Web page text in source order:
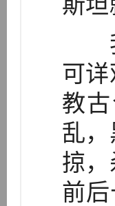
我
可
教
乱
掠
前